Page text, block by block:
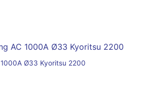
Ø33 Kyoritsu 2200